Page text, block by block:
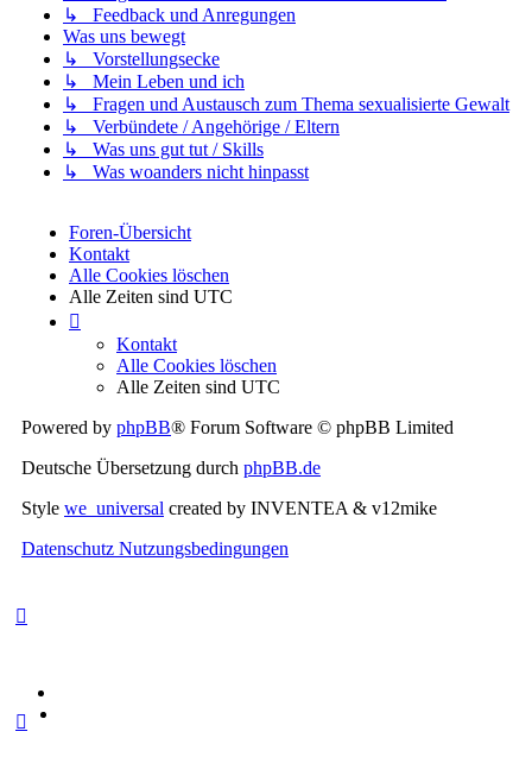
↳ Feedback und Anregungen
Was uns bewegt
↳ Vorstellungsecke
↳ Mein Leben und ich
↳ Fragen und Austausch zum Thema sexualisierte Gewalt
↳ Verbündete / Angehörige / Eltern
↳ Was uns gut tut / Skills
↳ Was woanders nicht hinpasst
Foren-Übersicht
Kontakt
Alle Cookies löschen
Alle Zeiten sind UTC
Kontakt
Alle Cookies löschen
Alle Zeiten sind UTC
Powered by phpBB® Forum Software © phpBB Limited
Deutsche Übersetzung durch phpBB.de
Style we_universal created by INVENTEA & v12mike
Datenschutz Nutzungsbedingungen